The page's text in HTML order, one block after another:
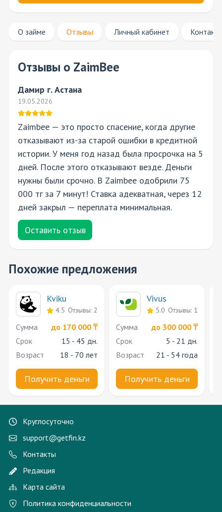
О займе Отзывы Личный кабинет
Отзывы о ZaimBee
Дамир г. Астана
19.05.2026
Zaimbee — это просто спасение, когда другие
отказывают из-за старой ошибки в кредитной
истории. У меня год назад была просрочка на 5
дней. После этого отказывают везде. Деньги
нужны были срочно. В Zaimbee одобрили 75
000 тг за 7 минут! Ставка адекватная, через 12
дней закрыл — переплата минимальная.
Оставить отзыв
Похожие предложения
Kviku
4.5 Отзывы: 2
Cумма
до 170 000 ₸
Срок
15 - 45 дн.
Возраст
18 - 70 лет
Получить деньги
Vivus
5.0 Отзывы: 1
Cумма
до 300 000 ₸
Срок
5 - 21 дн.
Возраст
21 - 54 года
Получить деньги
Круглосуточно
support@getfin.kz
Контакты
Редакция
Карта сайта
Политика конфиденциальности